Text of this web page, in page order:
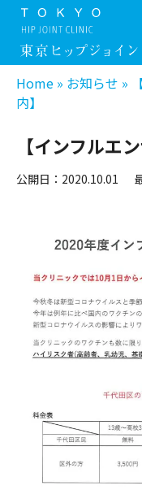
Home » お知らせ »
内】
【インフルエ
公開日：2020.10.01